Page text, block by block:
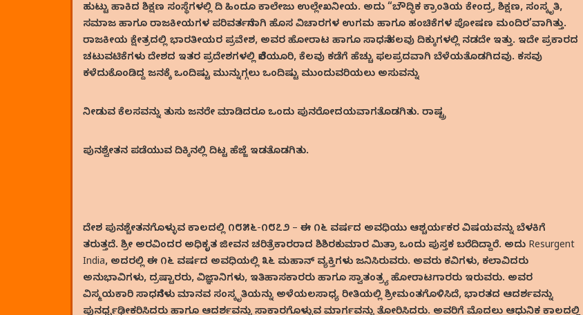
ಹುಟ್ಟು ಹಾಕಿದ ಶಿಕ್ಷಣ ಸಂಸ್ಥೆಗಳಲ್ಲಿ ದಿ ಹಿಂದೂ ಕಾಲೇಜು ಉಲ್ಲೇಖನೀಯ. ಅದು “ಬೌದ್ಧಿಕ ಕ್ರಾಂತಿಯ ಕೇಂದ್ರ, ಶಿಕ್ಷಣ, ಸಂಸ್ಕೃತಿ,
ಸಮಾಜ ಹಾಗೂ ರಾಜಕೀಯಗಳ ಪರಿವರ್ತನೆಗಾಗಿ ಹೊಸ ವಿಚಾರಗಳ ಉಗಮ ಹಾಗೂ ಹಂಚಿಕೆಗಳ ಪೋಷಣ ಮಂದಿರ’ವಾಗಿತ್ತು.
ರಾಜಕೀಯ ಕ್ಷೇತ್ರದಲ್ಲಿ ಭಾರತೀಯರ ಪ್ರವೇಶ, ಅವರ ಹೋರಾಟ ಹಾಗೂ ಸಾಧನೆ ಹಲವು ದಿಕ್ಕುಗಳಲ್ಲಿ ನಡದೇ ಇತ್ತು. ಇದೇ ಪ್ರಕಾರದ
ಚಟುವಟಿಕೆಗಳು ದೇಶದ ಇತರ ಪ್ರದೇಶಗಳಲ್ಲಿ ನೆಲೆಯೂರಿ, ಕೆಲವು ಕಡೆಗೆ ಹೆಚ್ಚು ಫಲಪ್ರದವಾಗಿ ಬೆಳೆಯತೊಡಗಿದವು. ಕಸವು
ಕಳೆದುಕೊಂಡಿದ್ದ ಜನಕ್ಕೆ ಒಂದಿಷ್ಟು ಮುನ್ನುಗ್ಗಲು ಒಂದಿಷ್ಟು ಮುಂದುವರಿಯಲು ಅಸುವನ್ನು
ನೀಡುವ ಕೆಲಸವನ್ನು ತುಸು ಜನರೇ ಮಾಡಿದರೂ ಒಂದು ಪುನರೋದಯವಾಗತೊಡಗಿತು. ರಾಷ್ಟ್ರ
ಪುನಶ್ವೇತನ ಪಡೆಯುವ ದಿಕ್ಕಿನಲ್ಲಿ ದಿಟ್ಟ ಹೆಜ್ಜೆ ಇಡತೊಡಗಿತು.
ದೇಶ ಪುನಶ್ಚೇತನಗೊಳ್ಳುವ ಕಾಲದಲ್ಲಿ ೧೮೫೬-೧೮೭೨ – ಈ ೧೬ ವರ್ಷದ ಅವಧಿಯು ಆಶ್ಚರ್ಯಕರ ವಿಷಯವನ್ನು ಬೆಳಕಿಗೆ
ತರುತ್ತದೆ. ಶ್ರೀ ಅರವಿಂದರ ಅಧಿಕೃತ ಜೀವನ ಚರಿತ್ರೆಕಾರರಾದ ಶಿಶಿರಕುಮಾರ ಮಿತ್ರಾ ಒಂದು ಪುಸ್ತಕ ಬರೆದಿದ್ದಾರೆ. ಅದು Resurgent
India, ಅದರಲ್ಲಿ ಈ ೧೬ ವರ್ಷದ ಅವಧಿಯಲ್ಲಿ ೩೬ ಮಹಾನ್ ವ್ಯಕ್ತಿಗಳು ಜನಿಸಿರುವರು. ಅವರು ಕವಿಗಳು, ಕಲಾವಿದರು
ಅನುಭಾವಿಗಳು, ದ್ರಷ್ಟಾರರು, ವಿಜ್ಞಾನಿಗಳು, ಇತಿಹಾಸಕಾರರು ಹಾಗೂ ಸ್ವಾತಂತ್ರ್ಯ ಹೋರಾಟಗಾರರು ಇರುವರು. ಅವರ
ವಿಸ್ಮಯಕಾರಿ ಸಾಧನೆಗಳು ಮಾನವ ಸಂಸ್ಕೃತಿಯನ್ನು ಅಳೆಯಲಸಾಧ್ಯ ರೀತಿಯಲ್ಲಿ ಶ್ರೀಮಂತಗೊಳಿಸಿದೆ, ಭಾರತದ ಆದರ್ಶವನ್ನು